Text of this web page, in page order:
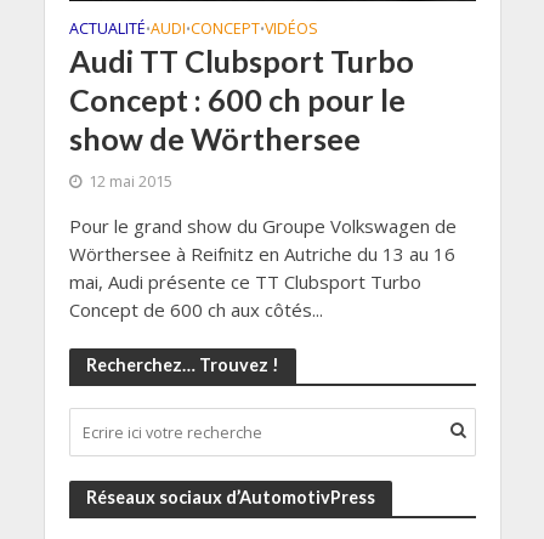
ACTUALITÉ•AUDI•CONCEPT•VIDÉOS
Audi TT Clubsport Turbo
Concept : 600 ch pour le
show de Wörthersee
12 mai 2015
Pour le grand show du Groupe Volkswagen de
Wörthersee à Reifnitz en Autriche du 13 au 16
mai, Audi présente ce TT Clubsport Turbo
Concept de 600 ch aux côtés...
Recherchez… Trouvez !
Réseaux sociaux d’AutomotivPress